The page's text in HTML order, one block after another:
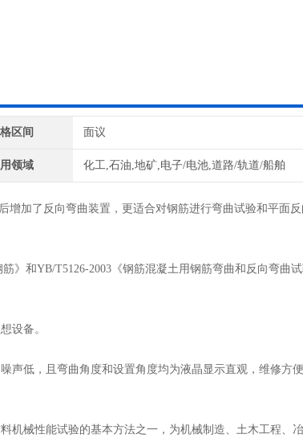
区间 面议
领域 化工,石油,地矿,电子/电池,道路/轨道/船舶
增加了反向弯曲装置，更适合对钢筋进行弯曲试验和平面反
和YB/T5126-2003《钢筋混凝土用钢筋弯曲和反向弯曲
设备。
低，且弯曲角度和设置角度均为液晶显示直观，维修方
械性能试验的基本方法之一，为机械制造、土木工程、